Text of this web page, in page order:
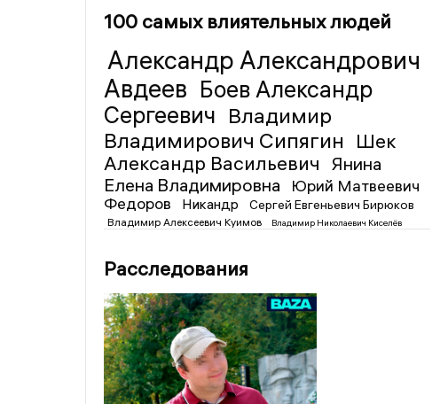
100 самых влиятельных людей
Александр Александрович
Авдеев Боев Александр
Сергеевич Владимир
Владимирович Сипягин Шек
Александр Васильевич
Янина
Елена Владимировна
Юрий Матвеевич
Федоров
Никандр Сергей Евгеньевич Бирюков
Владимир Алексеевич Куимов Владимир Николаевич Киселёв
Расследования